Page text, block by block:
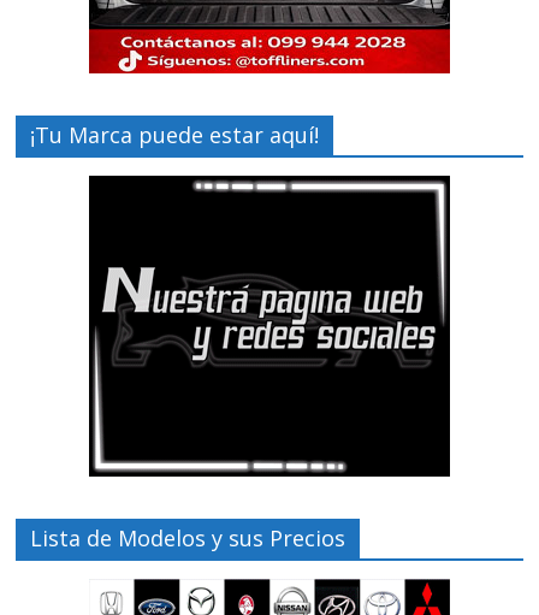
¡Tu Marca puede estar aquí!
Lista de Modelos y sus Precios